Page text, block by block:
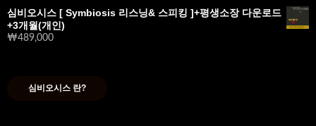
심비오시스 [ Symbiosis 리스닝& 스피킹 ]+평생소장 다운로드
+3개월(개인)
₩489,000
심비오시스 란?